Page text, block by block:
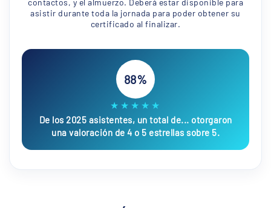
contactos, y el almuerzo. Deberá estar disponible para
asistir durante toda la jornada para poder obtener su
certificado al finalizar.
88%
★★★★★
De los 2025 asistentes, un total de... otorgaron
una valoración de 4 o 5 estrellas sobre 5.